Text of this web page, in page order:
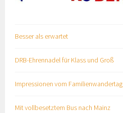
Besser als erwartet
DRB-Ehrennadel für Klass und Groß
Impressionen vom Familienwandertag
Mit vollbesetztem Bus nach Mainz